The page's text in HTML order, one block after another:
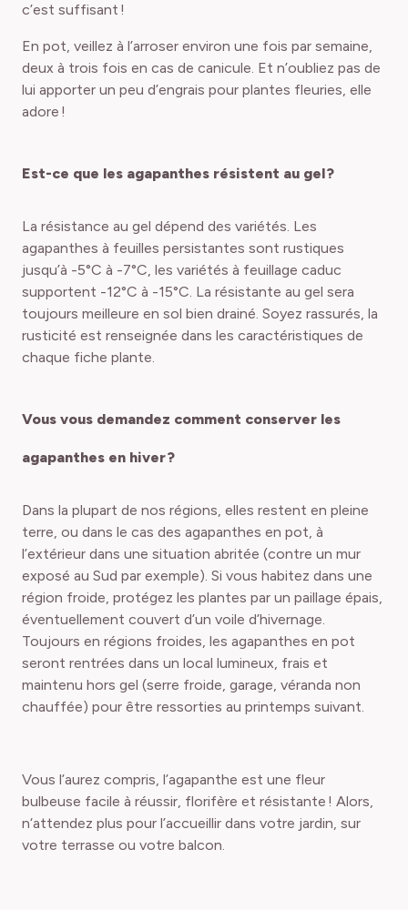
c’est suffisant !
En pot, veillez à l’arroser environ une fois par semaine,
deux à trois fois en cas de canicule. Et n’oubliez pas de
lui apporter un peu d’engrais pour plantes fleuries, elle
adore !
Est-ce que les agapanthes résistent au gel ?
La résistance au gel dépend des variétés. Les
agapanthes à feuilles persistantes sont rustiques
jusqu’à -5°C à -7°C, les variétés à feuillage caduc
supportent -12°C à -15°C. La résistante au gel sera
toujours meilleure en sol bien drainé. Soyez rassurés, la
rusticité est renseignée dans les caractéristiques de
chaque fiche plante.
Vous vous demandez comment conserver les
agapanthes en hiver ?
Dans la plupart de nos régions, elles restent en pleine
terre, ou dans le cas des agapanthes en pot, à
l’extérieur dans une situation abritée (contre un mur
exposé au Sud par exemple). Si vous habitez dans une
région froide, protégez les plantes par un paillage épais,
éventuellement couvert d’un voile d’hivernage.
Toujours en régions froides, les agapanthes en pot
seront rentrées dans un local lumineux, frais et
maintenu hors gel (serre froide, garage, véranda non
chauffée) pour être ressorties au printemps suivant.
Vous l’aurez compris, l’agapanthe est une fleur
bulbeuse facile à réussir, florifère et résistante ! Alors,
n‘attendez plus pour l’accueillir dans votre jardin, sur
votre terrasse ou votre balcon.